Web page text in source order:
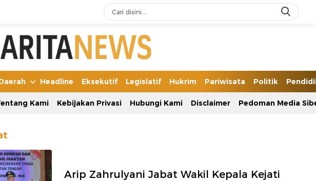
Kebenaran
Headline Eksekutif Legislatif Hukrim Pariwisata Politik
Kami Kebijakan Privasi Hubungi Kami Disclaimer Pedoman Media
Arip Zahrulyani Jabat Wakil Kepala Kejati